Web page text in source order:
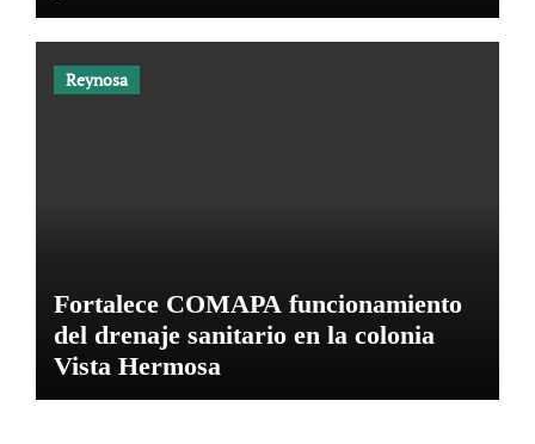
Reynosa
Fortalece COMAPA funcionamiento
del drenaje sanitario en la colonia
Vista Hermosa